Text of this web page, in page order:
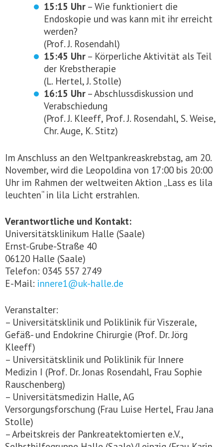
15:15 Uhr– Wie funktioniert die
Endoskopie und was kann mit ihr erreicht
werden?
(Prof. J. Rosendahl)
15:45 Uhr– Körperliche Aktivität als Teil
der Krebstherapie
(L. Hertel, J. Stolle)
16:15 Uhr– Abschlussdiskussion und
Verabschiedung
(Prof. J. Kleeff, Prof. J. Rosendahl, S. Weise,
Chr. Auge, K. Stitz)
Im Anschluss an den Weltpankreaskrebstag, am 20.
November, wird die Leopoldina von 17:00 bis 20:00
Uhr im Rahmen der weltweiten Aktion „Lass es lila
leuchten“ in lila Licht erstrahlen.
Verantwortliche und Kontakt:
Universitätsklinikum Halle (Saale)
Ernst-Grube-Straße 40
06120 Halle (Saale)
Telefon: 0345 557 2749
E-Mail: innere1@uk-halle.de
Veranstalter:
– Universitätsklinik und Poliklinik für Viszerale,
Gefäß- und Endokrine Chirurgie (Prof. Dr. Jörg
Kleeff)
– Universitätsklinik und Poliklinik für Innere
Medizin I (Prof. Dr. Jonas Rosendahl, Frau Sophie
Rauschenberg)
– Universitätsmedizin Halle, AG
Versorgungsforschung (Frau Luise Hertel, Frau Jana
Stolle)
– Arbeitskreis der Pankreatektomierten e.V.,